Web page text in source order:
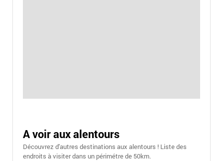
A voir aux alentours
Découvrez d'autres destinations aux alentours ! Liste des
endroits à visiter dans un périmétre de 50km.